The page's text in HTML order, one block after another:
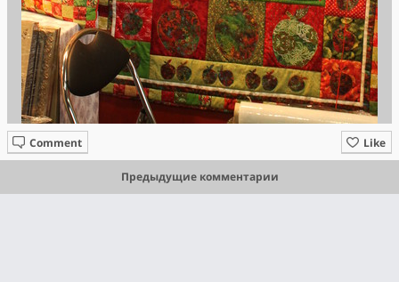
Like
Comment
Предыдущие комментарии